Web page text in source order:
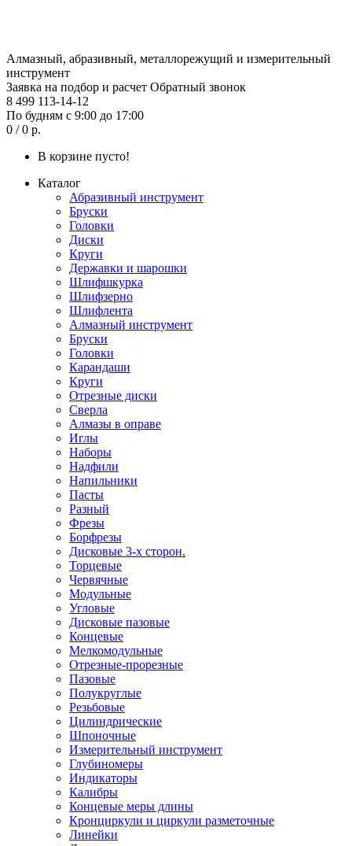
Алмазный, абразивный, металлорежущий и измерительный
инструмент
Заявка на подбор и расчет Обратный звонок
8 499 113-14-12
По будням с 9:00 до 17:00
0 / 0 р.
В корзине пусто!
Каталог
Абразивный инструмент
Бруски
Головки
Диски
Круги
Державки и шарошки
Шлифшкурка
Шлифзерно
Шлифлента
Алмазный инструмент
Бруски
Головки
Карандаши
Круги
Отрезные диски
Сверла
Алмазы в оправе
Иглы
Наборы
Надфили
Напильники
Пасты
Разный
Фрезы
Борфрезы
Дисковые 3-х сторон.
Торцевые
Червячные
Модульные
Угловые
Дисковые пазовые
Концевые
Мелкомодульные
Отрезные-прорезные
Пазовые
Полукруглые
Резьбовые
Цилиндрические
Шпоночные
Измерительный инструмент
Глубиномеры
Индикаторы
Калибры
Концевые меры длины
Кронциркули и циркули разметочные
Линейки